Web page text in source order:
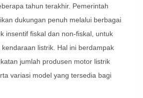
tahun terakhir. Pemerintah
dukungan penuh melalui berbagai
insentif fiskal dan non-fiskal, untuk
listrik. Hal ini berdampak
jumlah produsen motor listrik
variasi model yang tersedia bagi